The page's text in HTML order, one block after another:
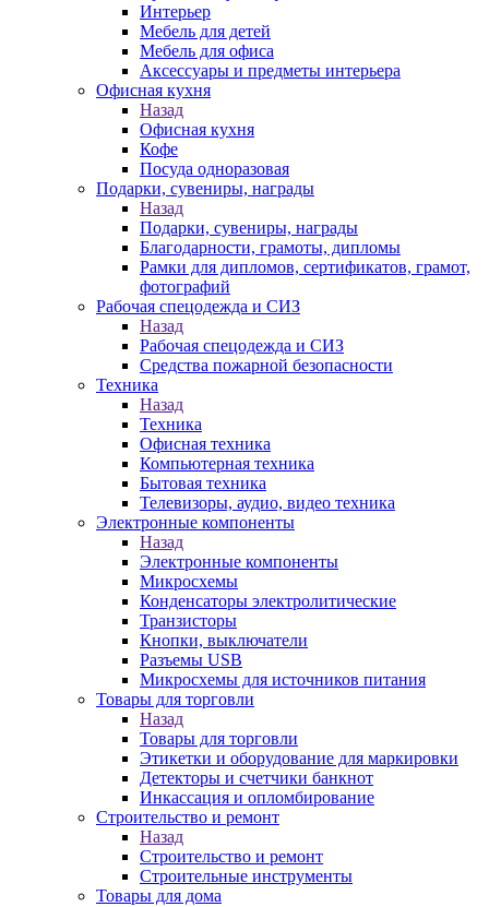
Интерьер
Мебель для детей
Мебель для офиса
Аксессуары и предметы интерьера
Офисная кухня
Назад
Офисная кухня
Кофе
Посуда одноразовая
Подарки, сувениры, награды
Назад
Подарки, сувениры, награды
Благодарности, грамоты, дипломы
Рамки для дипломов, сертификатов, грамот,
фотографий
Рабочая спецодежда и СИЗ
Назад
Рабочая спецодежда и СИЗ
Средства пожарной безопасности
Техника
Назад
Техника
Офисная техника
Компьютерная техника
Бытовая техника
Телевизоры, аудио, видео техника
Электронные компоненты
Назад
Электронные компоненты
Микросхемы
Конденсаторы электролитические
Транзисторы
Кнопки, выключатели
Разъемы USB
Микросхемы для источников питания
Товары для торговли
Назад
Товары для торговли
Этикетки и оборудование для маркировки
Детекторы и счетчики банкнот
Инкассация и опломбирование
Строительство и ремонт
Назад
Строительство и ремонт
Строительные инструменты
Товары для дома